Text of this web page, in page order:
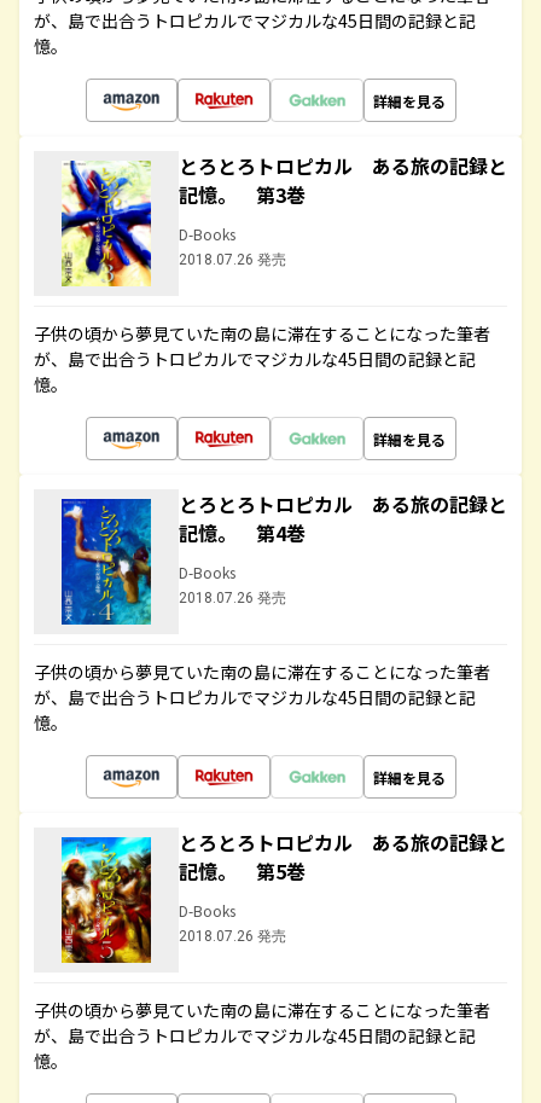
が、島で出合うトロピカルでマジカルな45日間の記録と記
憶。
詳細を見る
とろとろトロピカル ある旅の記録と
記憶。 第3巻
D-Books
2018.07.26 発売
子供の頃から夢見ていた南の島に滞在することになった筆者
が、島で出合うトロピカルでマジカルな45日間の記録と記
憶。
詳細を見る
とろとろトロピカル ある旅の記録と
記憶。 第4巻
D-Books
2018.07.26 発売
子供の頃から夢見ていた南の島に滞在することになった筆者
が、島で出合うトロピカルでマジカルな45日間の記録と記
憶。
詳細を見る
とろとろトロピカル ある旅の記録と
記憶。 第5巻
D-Books
2018.07.26 発売
子供の頃から夢見ていた南の島に滞在することになった筆者
が、島で出合うトロピカルでマジカルな45日間の記録と記
憶。